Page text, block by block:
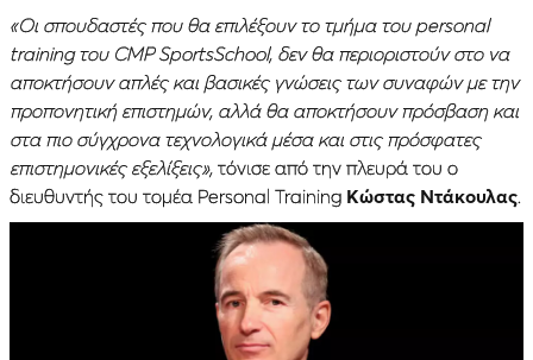
«Oι σπουδαστές που θα επιλέξουν το τμήμα του personal
training του CMP SportsSchool, δεν θα περιοριστούν στο να
αποκτήσουν απλές και βασικές γνώσεις των συναφών με την
προπονητική επιστημών, αλλά θα αποκτήσουν πρόσβαση και
στα πιο σύγχρονα τεχνολογικά μέσα και στις πρόσφατες
επιστημονικές εξελίξεις», τόνισε από την πλευρά του ο
διευθυντής του τομέα Personal Training Κώστας Ντάκουλας.